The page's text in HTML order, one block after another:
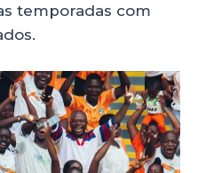
temporadas com